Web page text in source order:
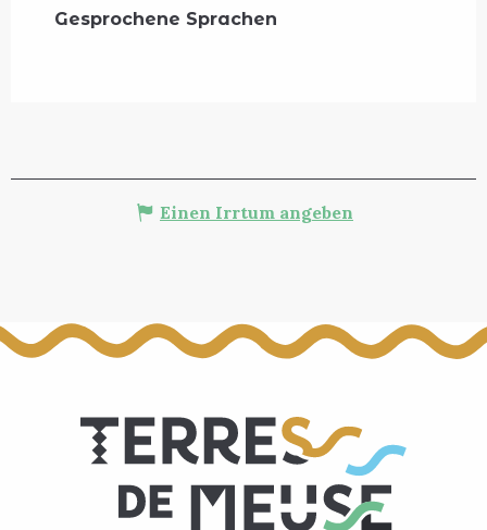
Gesprochene Sprachen
Gesprochene Sprachen
Einen Irrtum angeben